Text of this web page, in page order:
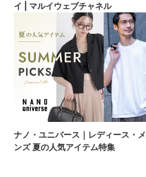
イ | マルイウェブチャネル
ナノ・ユニバース｜レディース・メ
ンズ 夏の人気アイテム特集